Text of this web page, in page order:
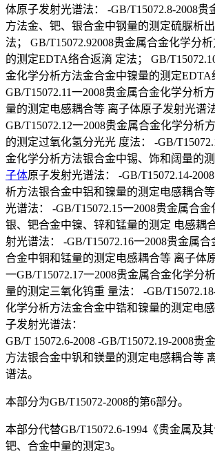
体原子发射光谱法： -GB/T15072.8-2008贵
方法金、钯、银合金中钢量的测定硫脲析
法； GB/T15072.92008贵金属合金化学分
的测定EDTA络合返滴 定法； GB/
金化学分析方法金合金中镍量的测定EDTA
GB/T15072.11一2008贵金属合金化学分析
量的测定电感耦合等 离子体原子发射光谱
GB/T15072.12一2008贵金属合金化学分析
的测定过氧化氢分光光 度法： -GB/
金化学分析方法银合金中锡、饰和阔量的
子体原子发射光谱法： -GB/T15072.14-
析方法银合金中铝和镍量的测定电感耦合
光谱法： -GB/T15072.15一2008贵金属合金
银、钯合金中镍、锌和锰量的测定 电感耦
射光谱法： -GB/T15072.16一2008贵金属
合金中铜和锰量的测定电感耦合等 离子体
一GB/T15072.17一2008贵金属合金化学分
量的测定三氧化钨重 量法： -GB/
化学分析方法金合金中锆和镍量的测定电
子发射光谱法：
GB/T 15072.6-2008 -GB/T15072.19-2008贵
方法银合金中钒和镁量的测定电感耦合等
谱法。
本部分为GB/T15072-2008的第6部分。
本部分代替GB/T15072.6-1994《贵金属及
钯、合金中量的测定3。